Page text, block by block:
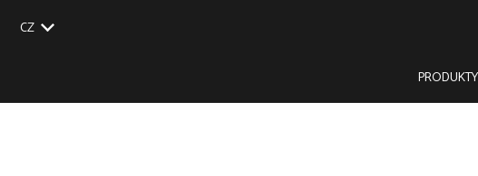
CZ
SK
PRODUKTY